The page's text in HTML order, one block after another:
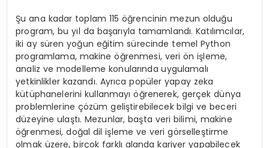
Şu ana kadar toplam 115 öğrencinin mezun olduğu
program, bu yıl da başarıyla tamamlandı. Katılımcılar,
iki ay süren yoğun eğitim sürecinde temel Python
programlama, makine öğrenmesi, veri ön işleme,
analiz ve modelleme konularında uygulamalı
yetkinlikler kazandı. Ayrıca popüler yapay zeka
kütüphanelerini kullanmayı öğrenerek, gerçek dünya
problemlerine çözüm geliştirebilecek bilgi ve beceri
düzeyine ulaştı. Mezunlar, başta veri bilimi, makine
öğrenmesi, doğal dil işleme ve veri görselleştirme
olmak üzere, birçok farklı alanda kariyer yapabilecek